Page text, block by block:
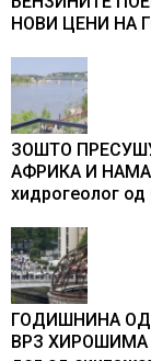
НОВИ ЦЕНИ НА
ЗОШТО
АФРИКА И
хидрогеолог од
ГОДИШНИНА ОД
ВРЗ ХИРОШИМА